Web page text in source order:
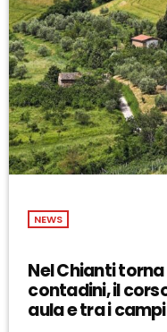
NEWS
Nel Chianti
contadini, il
aula e tra i campi